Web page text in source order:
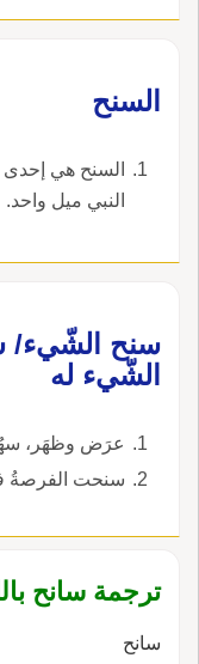
رجل، فقال
سَمَّت سُنَيْحاً وسِنْحاناً.
‏السنح‏
‏السنح هي إحدى
النبي ميل واحد‏.
سنح الشّيء/
الشّيء له
عرَض وظهَر،
سنحت الفرصةُ
ترجمة سانح
سانح